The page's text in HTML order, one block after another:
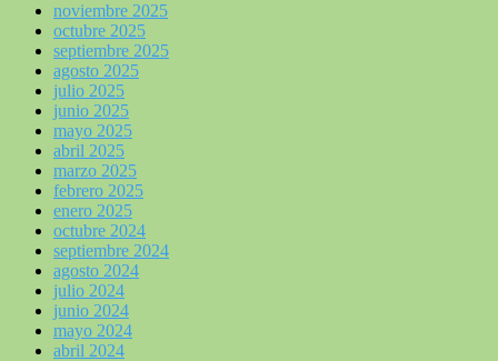
noviembre 2025
octubre 2025
septiembre 2025
agosto 2025
julio 2025
junio 2025
mayo 2025
abril 2025
marzo 2025
febrero 2025
enero 2025
octubre 2024
septiembre 2024
agosto 2024
julio 2024
junio 2024
mayo 2024
abril 2024